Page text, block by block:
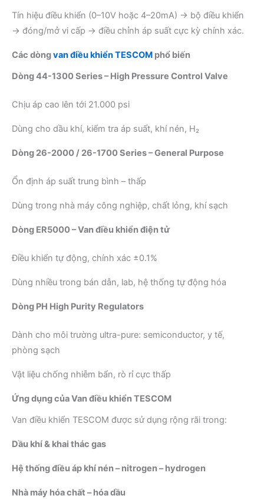
Tín hiệu điều khiển (0–10V hoặc 4–20mA) → bộ điều khiển
→ đóng/mở vi cấp → điều chỉnh áp suất cực kỳ chính xác.
Các dòngvan điều khiển TESCOM phổ biến
Dòng 44-1300 Series – High Pressure Control Valve
Chịu áp cao lên tới 21.000 psi
Dùng cho dầu khí, kiểm tra áp suất, khí nén, H₂
Dòng 26-2000 / 26-1700 Series – General Purpose
Ổn định áp suất trung bình – thấp
Dùng trong nhà máy công nghiệp, chất lỏng, khí sạch
Dòng ER5000 – Van điều khiển điện tử
Điều khiển tự động, chính xác ±0.1%
Dùng nhiều trong bán dẫn, lab, hệ thống tự động hóa
Dòng PH High Purity Regulators
Dành cho môi trường ultra-pure: semiconductor, y tế,
phòng sạch
Vật liệu chống nhiễm bẩn, rò rỉ cực thấp
Ứng dụng của Van điều khiển TESCOM
Van điều khiển TESCOM được sử dụng rộng rãi trong:
Dầu khí & khai thác gas
Hệ thống điều áp khí nén – nitrogen – hydrogen
Nhà máy hóa chất – hóa dầu